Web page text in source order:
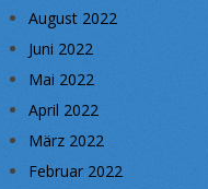
August 2022
Juni 2022
Mai 2022
April 2022
März 2022
Februar 2022